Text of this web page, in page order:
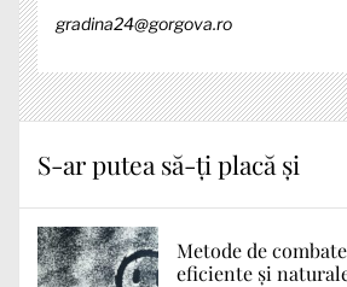
gradina24@gorgova.ro
S-ar putea să-ți placă și
Metode de
eficiente și